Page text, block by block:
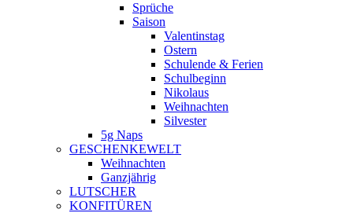
Sprüche
Saison
Valentinstag
Ostern
Schulende & Ferien
Schulbeginn
Nikolaus
Weihnachten
Silvester
5g Naps
GESCHENKEWELT
Weihnachten
Ganzjährig
LUTSCHER
KONFITÜREN